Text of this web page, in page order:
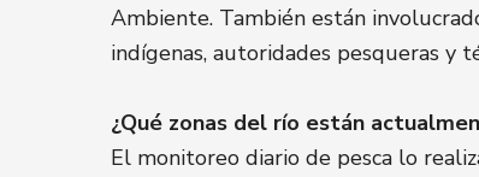
Ambiente. También están
indígenas, autoridades pesqueras y
¿Qué zonas del río están
El monitoreo diario de pesca lo